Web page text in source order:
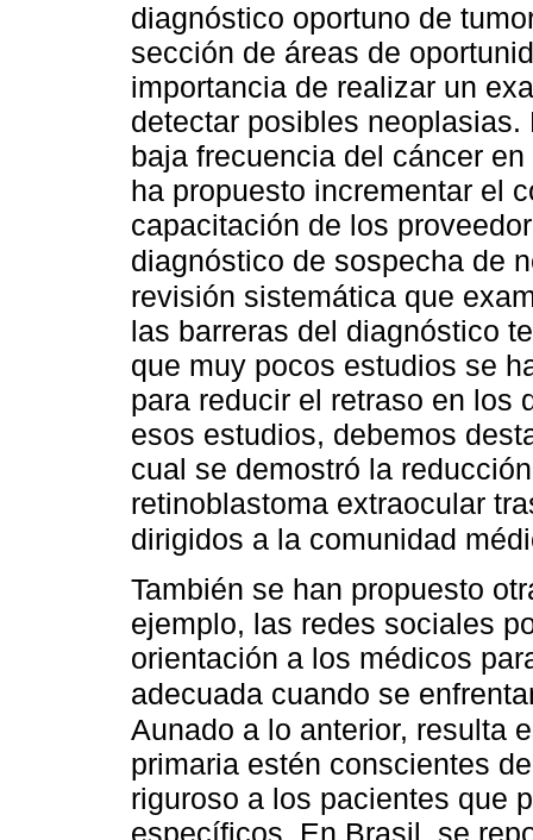
diagnóstico oportuno de
sección de áreas de
importancia de realizar un
detectar posibles
baja frecuencia del cáncer
ha propuesto incrementar el
capacitación de los
diagnóstico de sospecha de
revisión sistemática que
las barreras del diagnóstico
que muy pocos estudios se
para reducir el retraso en los
esos estudios, debemos
cual se demostró la
retinoblastoma extraocular
dirigidos a la comunidad
También se han propuesto
ejemplo, las redes sociales
orientación a los médicos
adecuada cuando se
Aunado a lo anterior, resulta
primaria estén conscientes
riguroso a los pacientes que
específicos. En Brasil, se